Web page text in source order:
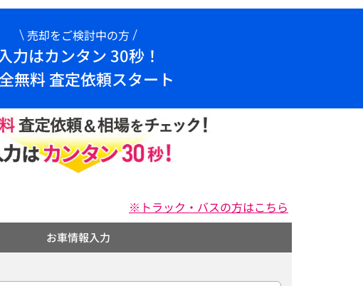
売却をご検討中の方
入力はカンタン 30秒！
無料 査定依頼スタート
※トラック・バスの方はこちら
お車情報入力